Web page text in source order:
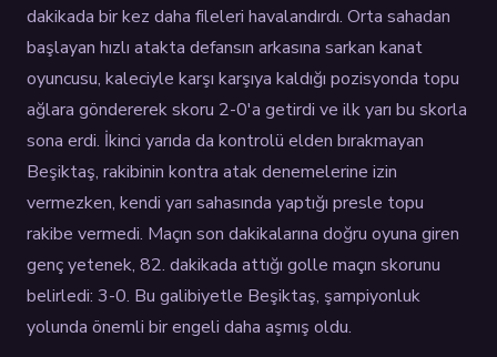
dakikada bir kez daha fileleri havalandırdı. Orta sahadan
başlayan hızlı atakta defansın arkasına sarkan kanat
oyuncusu, kaleciyle karşı karşıya kaldığı pozisyonda topu
ağlara göndererek skoru 2-0'a getirdi ve ilk yarı bu skorla
sona erdi. İkinci yarıda da kontrolü elden bırakmayan
Beşiktaş, rakibinin kontra atak denemelerine izin
vermezken, kendi yarı sahasında yaptığı presle topu
rakibe vermedi. Maçın son dakikalarına doğru oyuna giren
genç yetenek, 82. dakikada attığı golle maçın skorunu
belirledi: 3-0. Bu galibiyetle Beşiktaş, şampiyonluk
yolunda önemli bir engeli daha aşmış oldu.